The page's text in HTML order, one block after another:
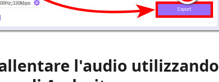
l'audio utilizzando